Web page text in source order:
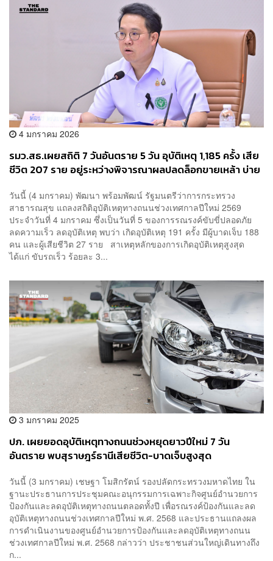
4 มกราคม 2026
รมว.สธ.เผยสถิติ 7 วันอันตราย 5 วัน อุบัติเหตุ 1,185 ครั้ง เสีย
ชีวิต 207 ราย อยู่ระหว่างพิจารณาผลปลดล็อกขายเหล้า บ่าย
วันนี้ (4 มกราคม) พัฒนา พร้อมพัฒน์ รัฐมนตรีว่าการกระทรวง
สาธารณสุข แถลงสถิติอุบัติเหตุทางถนนช่วงเทศกาลปีใหม่ 2569
ประจำวันที่ 4 มกราคม ซึ่งเป็นวันที่ 5 ของการรณรงค์ขับขี่ปลอดภัย
ลดความเร็ว ลดอุบัติเหตุ พบว่า เกิดอุบัติเหตุ 191 ครั้ง มีผู้บาดเจ็บ 188
คน และผู้เสียชีวิต 27 ราย สาเหตุหลักของการเกิดอุบัติเหตุสูงสุด
ได้แก่ ขับรถเร็ว ร้อยละ 3...
3 มกราคม 2025
ปภ. เผยยอดอุบัติเหตุทางถนนช่วงหยุดยาวปีใหม่ 7 วัน
อันตราย พบสุราษฎร์ธานีเสียชีวิต-บาดเจ็บสูงสุด
วันนี้ (3 มกราคม) เชษฐา โมสิกรัตน์ รองปลัดกระทรวงมหาดไทย ใน
ฐานะประธานการประชุมคณะอนุกรรมการเฉพาะกิจศูนย์อำนวยการ
ป้องกันและลดอุบัติเหตุทางถนนตลอดทั้งปี เพื่อรณรงค์ป้องกันและลด
อุบัติเหตุทางถนนช่วงเทศกาลปีใหม่ พ.ศ. 2568 และประธานแถลงผล
การดำเนินงานของศูนย์อำนวยการป้องกันและลดอุบัติเหตุทางถนน
ช่วงเทศกาลปีใหม่ พ.ศ. 2568 กล่าวว่า ประชาชนส่วนใหญ่เดินทางถึง
ก...